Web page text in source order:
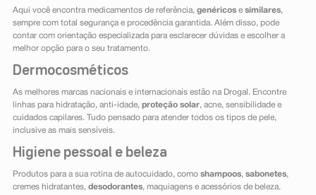
Aqui você encontra medicamentos de referência, genéricose similares,
sempre com total segurança e procedência garantida. Além disso, pode
contar com orientação especializada para esclarecer dúvidas e escolher a
melhor opção para o seu tratamento.
Dermocosméticos
As melhores marcas nacionais e internacionais estão na Drogal. Encontre
linhas para hidratação, anti-idade, proteção solar, acne, sensibilidade e
cuidados capilares. Tudo pensado para atender todos os tipos de pele,
inclusive as mais sensíveis.
Higiene pessoal e beleza
Produtos para a sua rotina de autocuidado, como shampoos, sabonetes,
cremes hidratantes, desodorantes, maquiagens e acessórios de beleza.